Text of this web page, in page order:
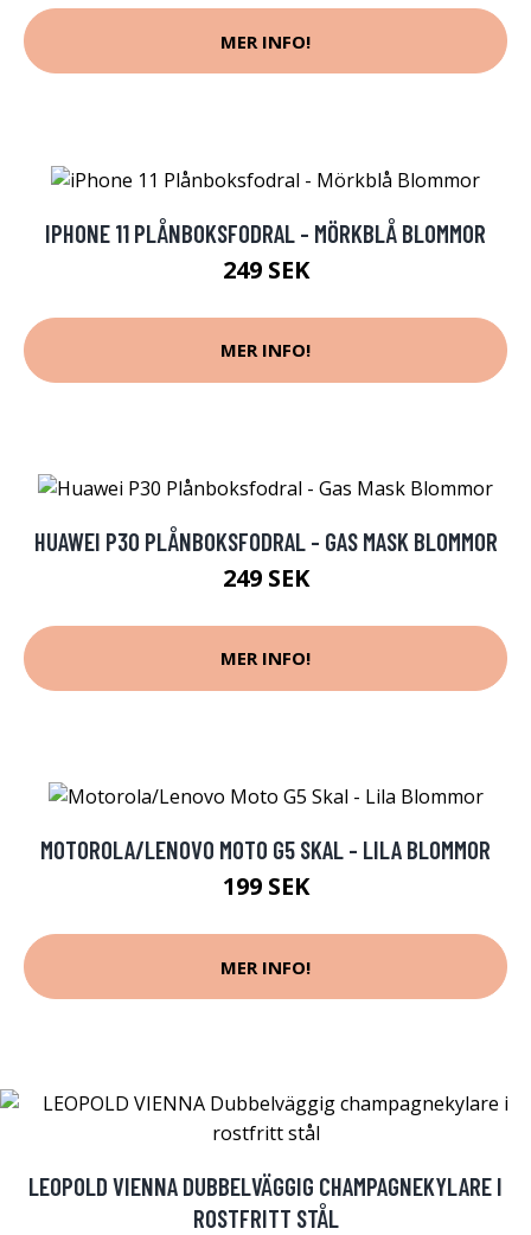
MER INFO!
IPHONE 11 PLÅNBOKSFODRAL - MÖRKBLÅ BLOMMOR
249 SEK
MER INFO!
HUAWEI P30 PLÅNBOKSFODRAL - GAS MASK BLOMMOR
249 SEK
MER INFO!
MOTOROLA/LENOVO MOTO G5 SKAL - LILA BLOMMOR
199 SEK
MER INFO!
LEOPOLD VIENNA DUBBELVÄGGIG CHAMPAGNEKYLARE I
ROSTFRITT STÅL